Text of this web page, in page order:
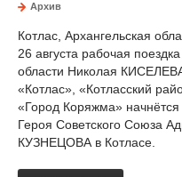
Архив
Котлас, Архангельская
26 августа рабочая
области Николая
«Котлас», «Котласский
«Город Коряжма» начнётся
Героя Советского Союза
КУЗНЕЦОВА в Котласе.